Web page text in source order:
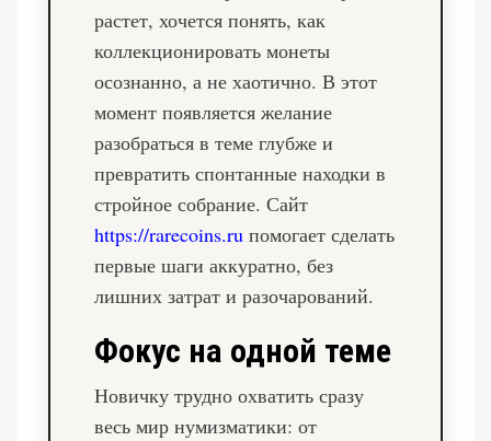
растет, хочется понять, как
коллекционировать монеты
осознанно, а не хаотично. В этот
момент появляется желание
разобраться в теме глубже и
превратить спонтанные находки в
стройное собрание. Сайт
https://rarecoins.ruпомогает сделать
первые шаги аккуратно, без
лишних затрат и разочарований.
Фокус на одной теме
Новичку трудно охватить сразу
весь мир нумизматики: от